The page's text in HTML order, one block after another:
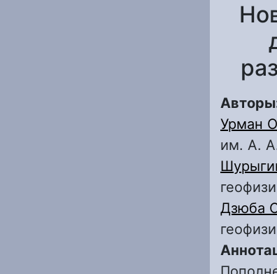
Урман
им. А.
Дзюба